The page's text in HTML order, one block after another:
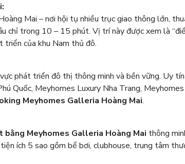
Mai – nơi hội tụ nhiều trục giao thông lớn,
chỉ trong 10 – 15 phút. Vị trí này được xem là
triển của khu Nam thủ đô.
phát triển đô thị thông minh và bền vững. Uy
Quốc, Meyhomes Luxury Nha Trang, Meyhomes
Meyhomes Galleria Hoàng Mai.
bằng Meyhomes Galleria Hoàng Mai thông
ích 5 sao gồm bể bơi, clubhouse, trung tâm